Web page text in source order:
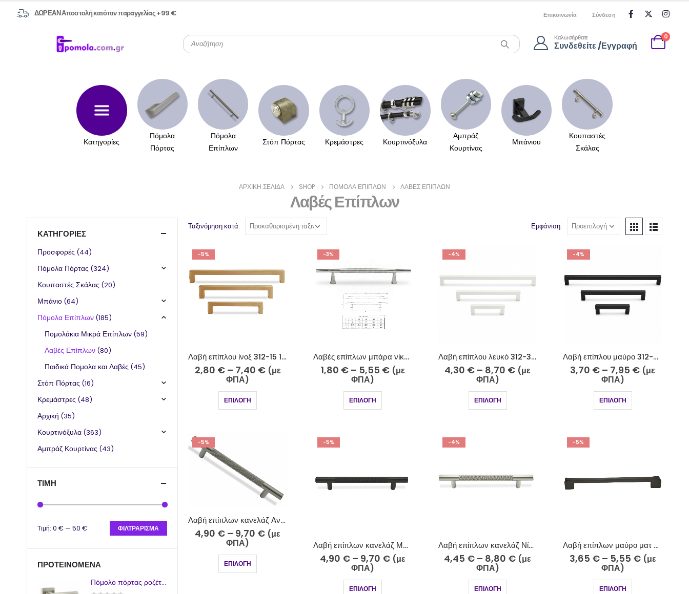
ΔΩΡΕΑΝ Αποστολή κατόπιν παραγγελίας +99 € Επικοινωνία Σύνδεση
Καλωσήρθατε
Συνδεθείτε /Εγγραφή
0
Κατηγορίες
Πόμολα
Πόρτας
Πόμολα
Επίπλων
Στόπ Πόρτας Κρεμάστρες Κουρτινόξυλα
Αμπράζ
Κουρτίνας
Μπάνιου
Κουπαστές
Σκάλας
ΑΡΧΙΚΉ ΣΕΛΊΔΑ SHOP ΠΌΜΟΛΑ ΕΠΊΠΛΩΝ ΛΑΒΈΣ ΕΠΊΠΛΩΝ
Λαβές Επίπλων
Ταξινόμηση κατά: Εμφάνιση:
-5%
Λαβή επίπλου ίνοξ 312-15 12×12
2,80 € – 7,40 € (με
ΦΠΑ)
ΕΠΙΛΟΓΉ
-3%
Λαβές επίπλων μπάρα νίκελ ματ – χρώμιο 705-10-5
1,80 € – 5,55 € (με
ΦΠΑ)
ΕΠΙΛΟΓΉ
-4%
Λαβή επίπλου λευκό 312-3 12×12
4,30 € – 8,70 € (με
ΦΠΑ)
ΕΠΙΛΟΓΉ
-4%
Λαβή επίπλου μαύρο 312-7 12×12
3,70 € – 7,95 € (με
ΦΠΑ)
ΕΠΙΛΟΓΉ
-5%
Λαβή επίπλων κανελάζ Ανθρακί Ματ 730-25
4,90 € – 9,70 € (με
ΦΠΑ)
ΕΠΙΛΟΓΉ
-5%
Λαβή επίπλων κανελάζ Μαύρο Ματ 730-7
4,90 € – 9,70 € (με
ΦΠΑ)
ΕΠΙΛΟΓΉ
-4%
Λαβή επίπλων κανελάζ Νίκελ Ματ 730-10
4,45 € – 8,80 € (με
ΦΠΑ)
ΕΠΙΛΟΓΉ
-5%
Λαβή επίπλων μαύρο ματ 721-7
3,65 € – 5,55 € (με
ΦΠΑ)
ΕΠΙΛΟΓΉ
ΚΑΤΗΓΟΡΊΕΣ
Προσφορές (44)
Πόμολα Πόρτας (324)
Κουπαστές Σκάλας (20)
Μπάνιο (64)
Πόμολα Επίπλων (185)
Πομολάκια Μικρά Επίπλων (59)
Λαβές Επίπλων (80)
Παιδικά Πομολα και Λαβές (45)
Στόπ Πόρτας (16)
Κρεμάστρες (48)
Αρχική (35)
Κουρτινόξυλα (363)
Αμπράζ Κουρτίνας (43)
ΤΙΜΉ
ΦΙΛΤΡΆΡΙΣΜΑ
Τιμή: 0 € — 50 €
ΠΡΟΤΕΙΝΌΜΕΝΑ
Πόμολο πόρτας ροζέτα νίκελ σατινέ 264-17/2